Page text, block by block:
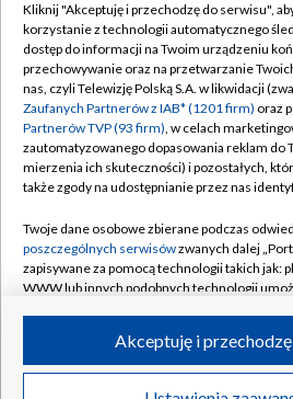
TVP
Abonament TVP
Emisja w TVP
Centrum informacji TVP
Naziemna Telewizja Cyfrowa
Rada Programowa
System NOS
Informacje o nadawcy
Program dla prasy
Regulamin
Polityka
Moje
Pomoc
Kontakt
Kanały
©2026 Telewizja Polska
Kliknij "Akceptuję i przechodzę do serwisu",
korzystanie z technologii automatycznego
dostęp do informacji na Twoim urządzeniu
przechowywanie oraz na przetwarzanie
nas, czyli Telewizję Polską S.A. w likwidacji
Zaufanych Partnerów z IAB* (1201 firm) oraz
Partnerów TVP (93 firm), w celach
zautomatyzowanego dopasowania reklam do
mierzenia ich skuteczności) i pozostałych,
także zgody na udostępnianie przez nas
Twoje dane osobowe zbierane podczas
poszczególnych serwisówzwanych dalej
zapisywane za pomocą technologii takich jak:
WWW lub innych podobnych technologii
ruchu w Internecie.
Twoje dane osobowe zbierane podczas
Akceptuję i